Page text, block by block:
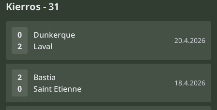
Kierros - 31
0
2
Dunkerque
Laval
20.4.2026
2
0
Bastia
Saint Etienne
18.4.2026